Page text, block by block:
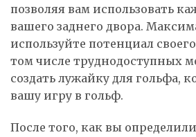
позволяя вам использовать
вашего заднего двора.
используйте потенциал
том числе труднодоступных
создать лужайку для гольфа,
вашу игру в гольф.
После того, как вы